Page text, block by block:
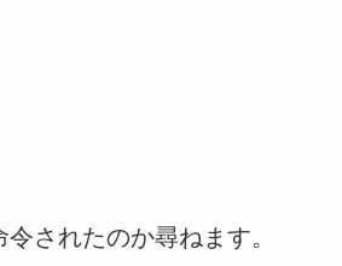
されたのか尋ねます。